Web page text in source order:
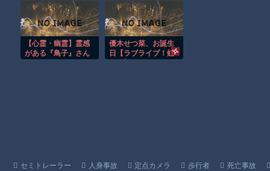
【動画】ロシア軍のドローンをネット発射装置で撃墜するウクラ
【動画】逃げる判断はやっ！埼玉でスマホ運転のプリウスに当て
渡邊渚さん「私がPTSDと診断された当時、世間はまだPTSDと
は、枕の横で寝て
る。【再】
か
【心霊・幽霊】霊感
がある『鳥子』さん
優木せつ菜、お誕生
日【ラブライブ！虹
セミトレーラー 人身事故 定点カメラ 歩行者 死亡事故